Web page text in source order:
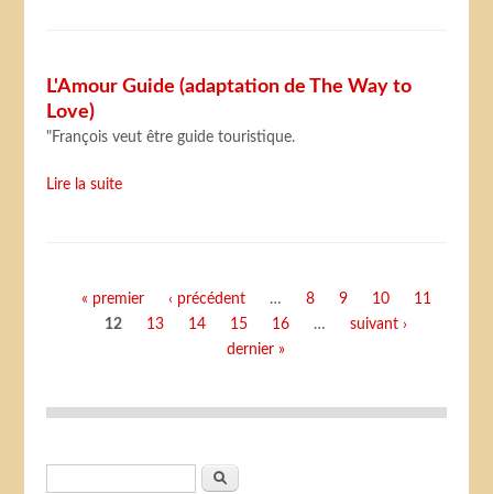
L'Amour Guide (adaptation de The Way to
Love)
"François veut être guide touristique.
Lire la suite
Pages« premier ‹ précédent … 8 9 10
11
12
13 14 15 16 …
suivant ›
dernier »
Formulaire de recherche
Rechercher